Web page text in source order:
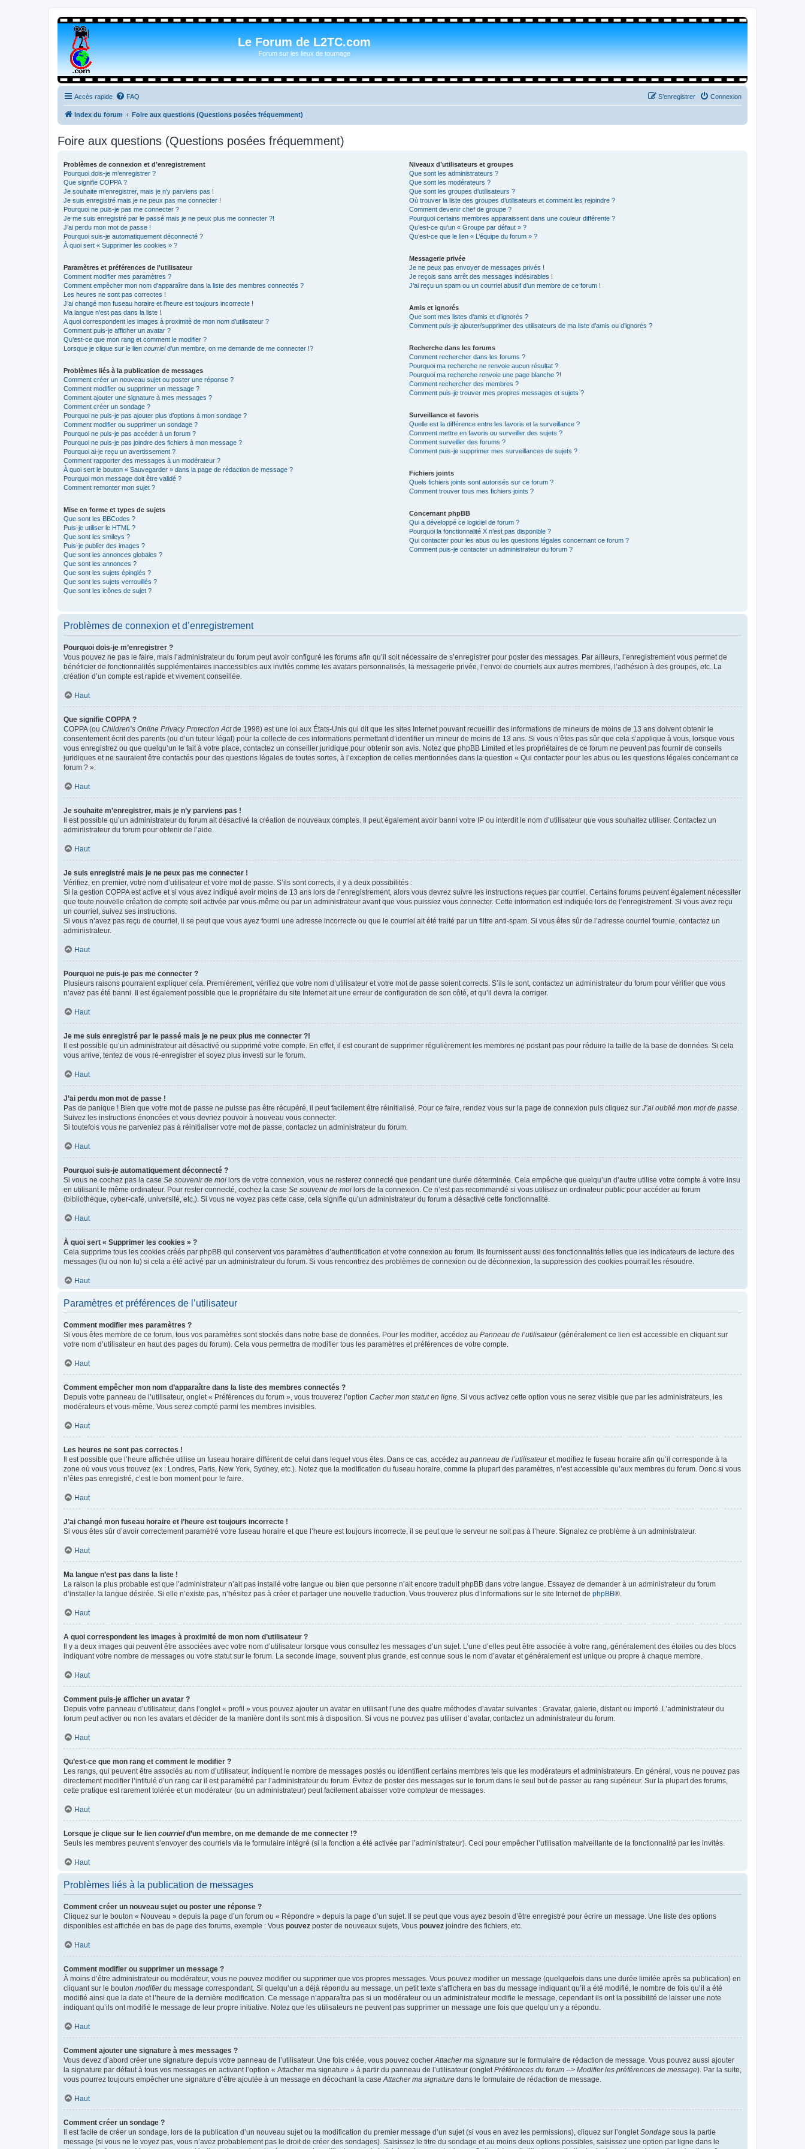
Le Forum de L2TC.com
Forum sur les lieux de tournage
Accès rapide FAQ Connexion
S’enregistrer
Index du forum Foire aux questions (Questions posées fréquemment)
Foire aux questions (Questions posées fréquemment)
Problèmes de connexion et d’enregistrement
Pourquoi dois-je m’enregistrer ?
Que signifie COPPA ?
Je souhaite m’enregistrer, mais je n’y parviens pas !
Je suis enregistré mais je ne peux pas me connecter !
Pourquoi ne puis-je pas me connecter ?
Je me suis enregistré par le passé mais je ne peux plus me connecter ?!
J’ai perdu mon mot de passe !
Pourquoi suis-je automatiquement déconnecté ?
À quoi sert « Supprimer les cookies » ?
Paramètres et préférences de l’utilisateur
Comment modifier mes paramètres ?
Comment empêcher mon nom d’apparaître dans la liste des membres connectés ?
Les heures ne sont pas correctes !
J’ai changé mon fuseau horaire et l’heure est toujours incorrecte !
Ma langue n’est pas dans la liste !
A quoi correspondent les images à proximité de mon nom d’utilisateur ?
Comment puis-je afficher un avatar ?
Qu’est-ce que mon rang et comment le modifier ?
Lorsque je clique sur le lien courrield’un membre, on me demande de me connecter !?
Problèmes liés à la publication de messages
Comment créer un nouveau sujet ou poster une réponse ?
Comment modifier ou supprimer un message ?
Comment ajouter une signature à mes messages ?
Comment créer un sondage ?
Pourquoi ne puis-je pas ajouter plus d’options à mon sondage ?
Comment modifier ou supprimer un sondage ?
Pourquoi ne puis-je pas accéder à un forum ?
Pourquoi ne puis-je pas joindre des fichiers à mon message ?
Pourquoi ai-je reçu un avertissement ?
Comment rapporter des messages à un modérateur ?
À quoi sert le bouton « Sauvegarder » dans la page de rédaction de message ?
Pourquoi mon message doit être validé ?
Comment remonter mon sujet ?
Mise en forme et types de sujets
Que sont les BBCodes ?
Puis-je utiliser le HTML ?
Que sont les smileys ?
Puis-je publier des images ?
Que sont les annonces globales ?
Que sont les annonces ?
Que sont les sujets épinglés ?
Que sont les sujets verrouillés ?
Que sont les icônes de sujet ?
Niveaux d’utilisateurs et groupes
Que sont les administrateurs ?
Que sont les modérateurs ?
Que sont les groupes d’utilisateurs ?
Où trouver la liste des groupes d’utilisateurs et comment les rejoindre ?
Comment devenir chef de groupe ?
Pourquoi certains membres apparaissent dans une couleur différente ?
Qu’est-ce qu’un « Groupe par défaut » ?
Qu’est-ce que le lien « L’équipe du forum » ?
Messagerie privée
Je ne peux pas envoyer de messages privés !
Je reçois sans arrêt des messages indésirables !
J’ai reçu un spam ou un courriel abusif d’un membre de ce forum !
Amis et ignorés
Que sont mes listes d’amis et d’ignorés ?
Comment puis-je ajouter/supprimer des utilisateurs de ma liste d’amis ou d’ignorés ?
Recherche dans les forums
Comment rechercher dans les forums ?
Pourquoi ma recherche ne renvoie aucun résultat ?
Pourquoi ma recherche renvoie une page blanche ?!
Comment rechercher des membres ?
Comment puis-je trouver mes propres messages et sujets ?
Surveillance et favoris
Quelle est la différence entre les favoris et la surveillance ?
Comment mettre en favoris ou surveiller des sujets ?
Comment surveiller des forums ?
Comment puis-je supprimer mes surveillances de sujets ?
Fichiers joints
Quels fichiers joints sont autorisés sur ce forum ?
Comment trouver tous mes fichiers joints ?
Concernant phpBB
Qui a développé ce logiciel de forum ?
Pourquoi la fonctionnalité X n’est pas disponible ?
Qui contacter pour les abus ou les questions légales concernant ce forum ?
Comment puis-je contacter un administrateur du forum ?
Problèmes de connexion et d’enregistrement
Pourquoi dois-je m’enregistrer ?
Vous pouvez ne pas le faire, mais l’administrateur du forum peut avoir configuré les forums afin qu’il soit nécessaire de s’enregistrer pour poster des messages. Par ailleurs, l’enregistrement vous permet de
bénéficier de fonctionnalités supplémentaires inaccessibles aux invités comme les avatars personnalisés, la messagerie privée, l’envoi de courriels aux autres membres, l’adhésion à des groupes, etc. La
création d’un compte est rapide et vivement conseillée.
Haut
Que signifie COPPA ?
COPPA (ou Children’s Online Privacy Protection Actde 1998) est une loi aux États-Unis qui dit que les sites Internet pouvant recueillir des informations de mineurs de moins de 13 ans doivent obtenir le
consentement écrit des parents (ou d’un tuteur légal) pour la collecte de ces informations permettant d’identifier un mineur de moins de 13 ans. Si vous n’êtes pas sûr que cela s’applique à vous, lorsque vous
vous enregistrez ou que quelqu’un le fait à votre place, contactez un conseiller juridique pour obtenir son avis. Notez que phpBB Limited et les propriétaires de ce forum ne peuvent pas fournir de conseils
juridiques et ne sauraient être contactés pour des questions légales de toutes sortes, à l’exception de celles mentionnées dans la question « Qui contacter pour les abus ou les questions légales concernant ce
forum ? ».
Haut
Je souhaite m’enregistrer, mais je n’y parviens pas !
Il est possible qu’un administrateur du forum ait désactivé la création de nouveaux comptes. Il peut également avoir banni votre IP ou interdit le nom d’utilisateur que vous souhaitez utiliser. Contactez un
administrateur du forum pour obtenir de l’aide.
Haut
Je suis enregistré mais je ne peux pas me connecter !
Vérifiez, en premier, votre nom d’utilisateur et votre mot de passe. S’ils sont corrects, il y a deux possibilités :
Si la gestion COPPA est active et si vous avez indiqué avoir moins de 13 ans lors de l’enregistrement, alors vous devrez suivre les instructions reçues par courriel. Certains forums peuvent également nécessiter
que toute nouvelle création de compte soit activée par vous-même ou par un administrateur avant que vous puissiez vous connecter. Cette information est indiquée lors de l’enregistrement. Si vous avez reçu
un courriel, suivez ses instructions.
Si vous n’avez pas reçu de courriel, il se peut que vous ayez fourni une adresse incorrecte ou que le courriel ait été traité par un filtre anti-spam. Si vous êtes sûr de l’adresse courriel fournie, contactez un
administrateur.
Haut
Pourquoi ne puis-je pas me connecter ?
Plusieurs raisons pourraient expliquer cela. Premièrement, vérifiez que votre nom d’utilisateur et votre mot de passe soient corrects. S’ils le sont, contactez un administrateur du forum pour vérifier que vous
n’avez pas été banni. Il est également possible que le propriétaire du site Internet ait une erreur de configuration de son côté, et qu’il devra la corriger.
Haut
Je me suis enregistré par le passé mais je ne peux plus me connecter ?!
Il est possible qu’un administrateur ait désactivé ou supprimé votre compte. En effet, il est courant de supprimer régulièrement les membres ne postant pas pour réduire la taille de la base de données. Si cela
vous arrive, tentez de vous ré-enregistrer et soyez plus investi sur le forum.
Haut
J’ai perdu mon mot de passe !
Pas de panique ! Bien que votre mot de passe ne puisse pas être récupéré, il peut facilement être réinitialisé. Pour ce faire, rendez vous sur la page de connexion puis cliquez sur J’ai oublié mon mot de passe.
Suivez les instructions énoncées et vous devriez pouvoir à nouveau vous connecter.
Si toutefois vous ne parveniez pas à réinitialiser votre mot de passe, contactez un administrateur du forum.
Haut
Pourquoi suis-je automatiquement déconnecté ?
Si vous ne cochez pas la case Se souvenir de moi lors de votre connexion, vous ne resterez connecté que pendant une durée déterminée. Cela empêche que quelqu’un d’autre utilise votre compte à votre insu
en utilisant le même ordinateur. Pour rester connecté, cochez la case Se souvenir de moi lors de la connexion. Ce n’est pas recommandé si vous utilisez un ordinateur public pour accéder au forum
(bibliothèque, cyber-café, université, etc.). Si vous ne voyez pas cette case, cela signifie qu’un administrateur du forum a désactivé cette fonctionnalité.
Haut
À quoi sert « Supprimer les cookies » ?
Cela supprime tous les cookies créés par phpBB qui conservent vos paramètres d’authentification et votre connexion au forum. Ils fournissent aussi des fonctionnalités telles que les indicateurs de lecture des
messages (lu ou non lu) si cela a été activé par un administrateur du forum. Si vous rencontrez des problèmes de connexion ou de déconnexion, la suppression des cookies pourrait les résoudre.
Haut
Paramètres et préférences de l’utilisateur
Comment modifier mes paramètres ?
Si vous êtes membre de ce forum, tous vos paramètres sont stockés dans notre base de données. Pour les modifier, accédez au Panneau de l’utilisateur(généralement ce lien est accessible en cliquant sur
votre nom d’utilisateur en haut des pages du forum). Cela vous permettra de modifier tous les paramètres et préférences de votre compte.
Haut
Comment empêcher mon nom d’apparaître dans la liste des membres connectés ?
Depuis votre panneau de l’utilisateur, onglet « Préférences du forum », vous trouverez l’option Cacher mon statut en ligne. Si vous activez cette option vous ne serez visible que par les administrateurs, les
modérateurs et vous-même. Vous serez compté parmi les membres invisibles.
Haut
Les heures ne sont pas correctes !
Il est possible que l’heure affichée utilise un fuseau horaire différent de celui dans lequel vous êtes. Dans ce cas, accédez au panneau de l’utilisateuret modifiez le fuseau horaire afin qu’il corresponde à la
zone où vous vous trouvez (ex : Londres, Paris, New York, Sydney, etc.). Notez que la modification du fuseau horaire, comme la plupart des paramètres, n’est accessible qu’aux membres du forum. Donc si vous
n’êtes pas enregistré, c’est le bon moment pour le faire.
Haut
J’ai changé mon fuseau horaire et l’heure est toujours incorrecte !
Si vous êtes sûr d’avoir correctement paramétré votre fuseau horaire et que l’heure est toujours incorrecte, il se peut que le serveur ne soit pas à l’heure. Signalez ce problème à un administrateur.
Haut
Ma langue n’est pas dans la liste !
La raison la plus probable est que l’administrateur n’ait pas installé votre langue ou bien que personne n’ait encore traduit phpBB dans votre langue. Essayez de demander à un administrateur du forum
d’installer la langue désirée. Si elle n’existe pas, n’hésitez pas à créer et partager une nouvelle traduction. Vous trouverez plus d’informations sur le site Internet de phpBB®.
Haut
A quoi correspondent les images à proximité de mon nom d’utilisateur ?
Il y a deux images qui peuvent être associées avec votre nom d’utilisateur lorsque vous consultez les messages d’un sujet. L’une d’elles peut être associée à votre rang, généralement des étoiles ou des blocs
indiquant votre nombre de messages ou votre statut sur le forum. La seconde image, souvent plus grande, est connue sous le nom d’avatar et généralement est unique ou propre à chaque membre.
Haut
Comment puis-je afficher un avatar ?
Depuis votre panneau d’utilisateur, dans l’onglet « profil » vous pouvez ajouter un avatar en utilisant l’une des quatre méthodes d’avatar suivantes : Gravatar, galerie, distant ou importé. L’administrateur du
forum peut activer ou non les avatars et décider de la manière dont ils sont mis à disposition. Si vous ne pouvez pas utiliser d’avatar, contactez un administrateur du forum.
Haut
Qu’est-ce que mon rang et comment le modifier ?
Les rangs, qui peuvent être associés au nom d’utilisateur, indiquent le nombre de messages postés ou identifient certains membres tels que les modérateurs et administrateurs. En général, vous ne pouvez pas
directement modifier l’intitulé d’un rang car il est paramétré par l’administrateur du forum. Évitez de poster des messages sur le forum dans le seul but de passer au rang supérieur. Sur la plupart des forums,
cette pratique est rarement tolérée et un modérateur (ou un administrateur) peut facilement abaisser votre compteur de messages.
Haut
Lorsque je clique sur le lien courrield’un membre, on me demande de me connecter !?
Seuls les membres peuvent s’envoyer des courriels via le formulaire intégré (si la fonction a été activée par l’administrateur). Ceci pour empêcher l’utilisation malveillante de la fonctionnalité par les invités.
Haut
Problèmes liés à la publication de messages
Comment créer un nouveau sujet ou poster une réponse ?
Cliquez sur le bouton « Nouveau » depuis la page d’un forum ou « Répondre » depuis la page d’un sujet. Il se peut que vous ayez besoin d’être enregistré pour écrire un message. Une liste des options
disponibles est affichée en bas de page des forums, exemple : Vous pouvez poster de nouveaux sujets, Vous pouvez joindre des fichiers, etc.
Haut
Comment modifier ou supprimer un message ?
À moins d’être administrateur ou modérateur, vous ne pouvez modifier ou supprimer que vos propres messages. Vous pouvez modifier un message (quelquefois dans une durée limitée après sa publication) en
cliquant sur le bouton modifierdu message correspondant. Si quelqu’un a déjà répondu au message, un petit texte s’affichera en bas du message indiquant qu’il a été modifié, le nombre de fois qu’il a été
modifié ainsi que la date et l’heure de la dernière modification. Ce message n’apparaîtra pas si un modérateur ou un administrateur modifie le message, cependant ils ont la possibilité de laisser une note
indiquant qu’ils ont modifié le message de leur propre initiative. Notez que les utilisateurs ne peuvent pas supprimer un message une fois que quelqu’un y a répondu.
Haut
Comment ajouter une signature à mes messages ?
Vous devez d’abord créer une signature depuis votre panneau de l’utilisateur. Une fois créée, vous pouvez cocherAttacher ma signature sur le formulaire de rédaction de message. Vous pouvez aussi ajouter
la signature par défaut à tous vos messages en activant l’option « Attacher ma signature » à partir du panneau de l’utilisateur (ongletPréférences du forum --> Modifier les préférences de message). Par la suite,
vous pourrez toujours empêcher une signature d’être ajoutée à un message en décochant la caseAttacher ma signature dans le formulaire de rédaction de message.
Haut
Comment créer un sondage ?
Il est facile de créer un sondage, lors de la publication d’un nouveau sujet ou la modification du premier message d’un sujet (si vous en avez les permissions), cliquez sur l’ongletSondage sous la partie
message (si vous ne le voyez pas, vous n’avez probablement pas le droit de créer des sondages). Saisissez le titre du sondage et au moins deux options possibles, saisissez une option par ligne dans le